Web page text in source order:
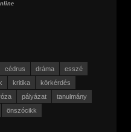
cédrus dráma
esszé
kritika
körkérdés
pályázat
tanulmány
önszócikk